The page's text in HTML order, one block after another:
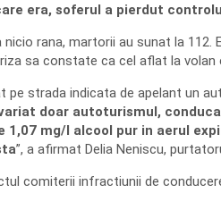
era, soferul a pierdut
rana, martorii au sunat la
sa constate ca cel aflat la
pe strada indicata de apelant un
doar autoturismul,
mg/l alcool pur in aerul
”, a afirmat Delia Neniscu,
comiterii infractiunii de